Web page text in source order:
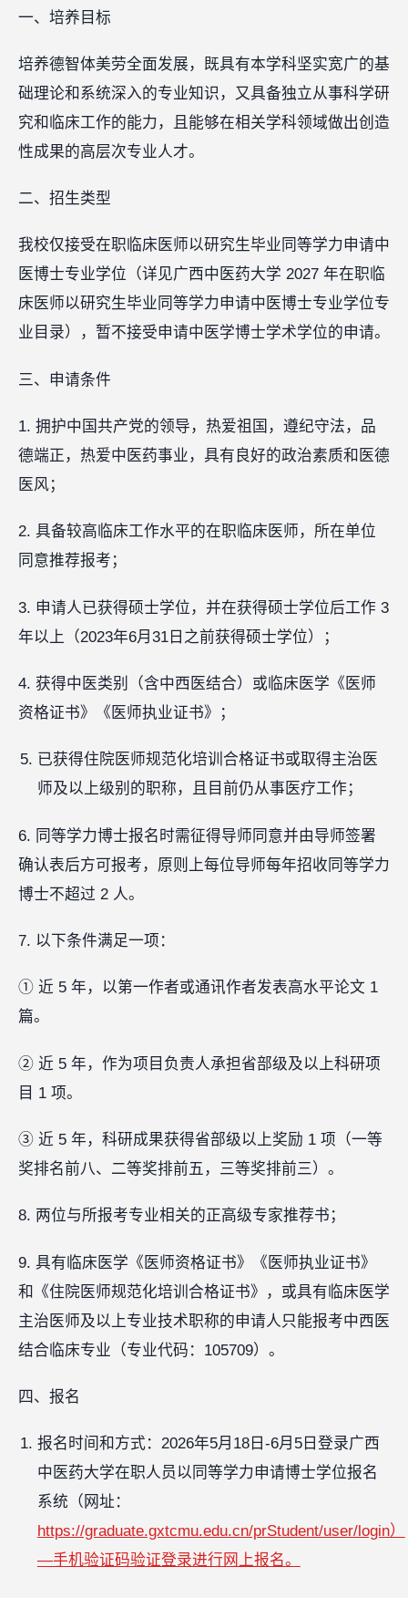
一、培养目标
培养德智体美劳全面发展，既具有本学科坚实宽广的基
础理论和系统深入的专业知识，又具备独立从事科学研
究和临床工作的能力，且能够在相关学科领域做出创造
性成果的高层次专业人才。
二、招生类型
我校仅接受在职临床医师以研究生毕业同等学力申请中
医博士专业学位（详见广西中医药大学 2027 年在职临
床医师以研究生毕业同等学力申请中医博士专业学位专
业目录），暂不接受申请中医学博士学术学位的申请。
三、申请条件
1. 拥护中国共产党的领导，热爱祖国，遵纪守法，品
德端正，热爱中医药事业，具有良好的政治素质和医德
医风；
2. 具备较高临床工作水平的在职临床医师，所在单位
同意推荐报考；
3. 申请人已获得硕士学位，并在获得硕士学位后工作 3
年以上（2023年6月31日之前获得硕士学位）；
4. 获得中医类别（含中西医结合）或临床医学《医师
资格证书》《医师执业证书》；
已获得住院医师规范化培训合格证书或取得主治医
师及以上级别的职称，且目前仍从事医疗工作；
6. 同等学力博士报名时需征得导师同意并由导师签署
确认表后方可报考，原则上每位导师每年招收同等学力
博士不超过 2 人。
7. 以下条件满足一项：
① 近 5 年，以第一作者或通讯作者发表高水平论文 1
篇。
② 近 5 年，作为项目负责人承担省部级及以上科研项
目 1 项。
③ 近 5 年，科研成果获得省部级以上奖励 1 项（一等
奖排名前八、二等奖排前五，三等奖排前三）。
8. 两位与所报考专业相关的正高级专家推荐书；
9. 具有临床医学《医师资格证书》《医师执业证书》
和《住院医师规范化培训合格证书》，或具有临床医学
主治医师及以上专业技术职称的申请人只能报考中西医
结合临床专业（专业代码：105709）。
四、报名
报名时间和方式：2026年5月18日-6月5日登录广西
中医药大学在职人员以同等学力申请博士学位报名
系统（网址：
https://graduate.gxtcmu.edu.cn/prStudent/user/login）
—手机验证码验证登录进行网上报名。